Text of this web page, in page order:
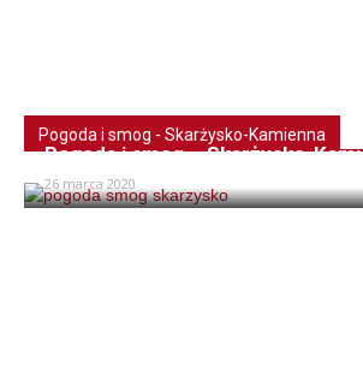
Pogoda i smog - Skarżysko-Kamienna
Pogoda i smog – Skarżysko-
26 marca 2020